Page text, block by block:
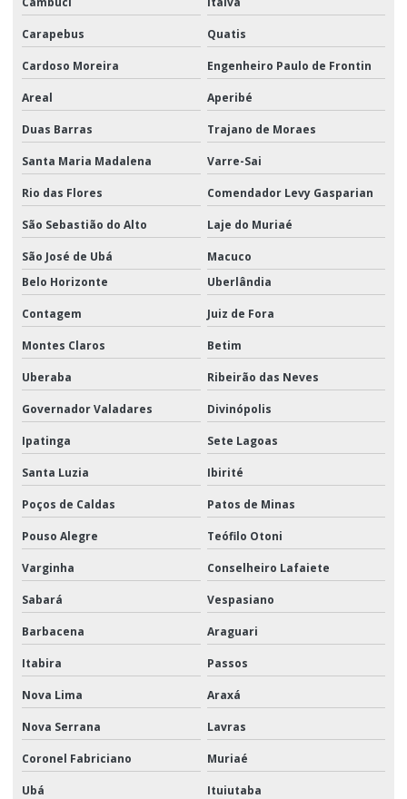
Carapebus Quatis
Cardoso Moreira Engenheiro Paulo de Frontin
Areal Aperibé
Duas Barras Trajano de Moraes
Santa Maria Madalena Varre-Sai
Rio das Flores Comendador Levy Gasparian
São Sebastião do Alto Laje do Muriaé
São José de Ubá
Macuco
Belo Horizonte
Uberlândia
Contagem Juiz de Fora
Montes Claros Betim
Uberaba Ribeirão das Neves
Governador Valadares Divinópolis
Ipatinga Sete Lagoas
Santa Luzia Ibirité
Poços de Caldas Patos de Minas
Pouso Alegre Teófilo Otoni
Varginha Conselheiro Lafaiete
Sabará Vespasiano
Barbacena Araguari
Itabira Passos
Nova Lima Araxá
Nova Serrana Lavras
Coronel Fabriciano Muriaé
Ubá Ituiutaba